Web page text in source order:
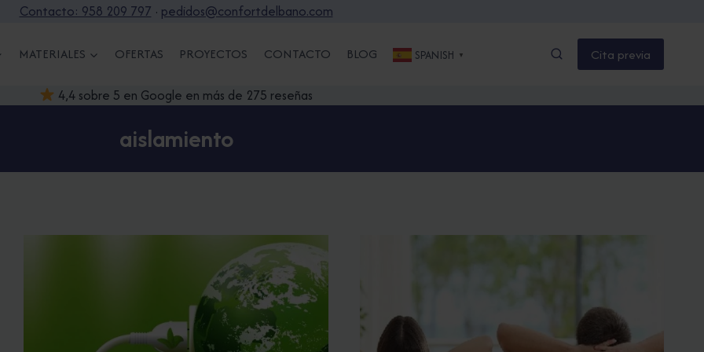
Contacto: 958 209 797 · pedidos@confortdelbano.com
MATERIALES OFERTAS PROYECTOS CONTACTO BLOG SPANISH ▼ Cita previa
4,4 sobre 5 en Google en más de 275 reseñas
aislamiento